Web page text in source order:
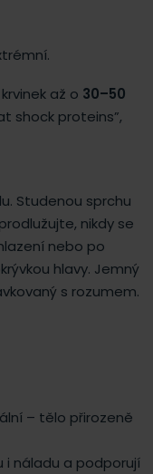
až o 30–50
shock proteins”,
Studenou sprchu
nikdy se
nebo po
hlavy. Jemný
s rozumem.
– tělo přirozeně
i náladu a podporují